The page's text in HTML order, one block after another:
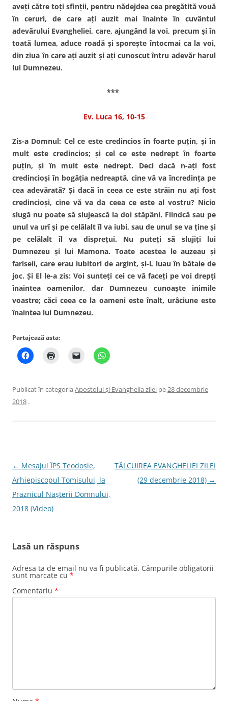
aveţi către toţi sfinţii, pentru nădejdea cea pregătită vouă
în ceruri, de care aţi auzit mai înainte în cuvântul
adevărului Evangheliei, care, ajungând la voi, precum şi în
toată lumea, aduce roadă şi sporeşte întocmai ca la voi,
din ziua în care aţi auzit şi aţi cunoscut întru adevăr harul
lui Dumnezeu.
***
Ev. Luca 16, 10-15
Zis-a Domnul: Cel ce este credincios în foarte puţin, şi în
mult este credincios; şi cel ce este nedrept în foarte
puţin, şi în mult este nedrept. Deci dacă n-aţi fost
credincioşi în bogăţia nedreaptă, cine vă va încredinţa pe
cea adevărată? Şi dacă în ceea ce este străin nu aţi fost
credincioşi, cine vă va da ceea ce este al vostru? Nicio
slugă nu poate să slujească la doi stăpâni. Fiindcă sau pe
unul va urî şi pe celălalt îl va iubi, sau de unul se va ţine şi
pe celălalt îl va dispreţui. Nu puteţi să slujiţi lui
Dumnezeu şi lui Mamona. Toate acestea le auzeau şi
fariseii, care erau iubitori de argint, şi-L luau în bătaie de
joc. Şi El le-a zis: Voi sunteţi cei ce vă faceţi pe voi drepţi
înaintea oamenilor, dar Dumnezeu cunoaşte inimile
voastre; căci ceea ce la oameni este înalt, urâciune este
înaintea lui Dumnezeu.
Partajează asta:
Publicat în categoria Apostolul şi Evanghelia zilei pe28 decembrie
2018 .
Navigare
în
articole
← Mesajul ÎPS Teodosie,
Arhiepiscopul Tomisului, la
Praznicul Nașterii Domnului,
2018 (Video)
TÂLCUIREA EVANGHELIEI ZILEI
(29 decembrie 2018) →
Lasă un răspuns
Adresa ta de email nu va fi publicată. Câmpurile obligatorii
sunt marcate cu *
Comentariu *